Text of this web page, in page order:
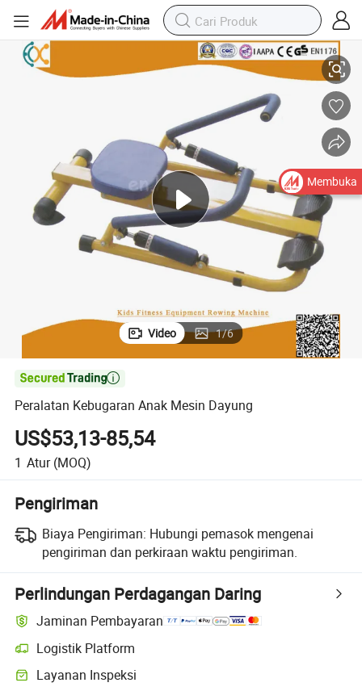
Peralatan Kebugaran Anak Mesin Dayung
Video 1/6

Peralatan Kebugaran Anak Mesin Dayung
US$53,13-85,54
1 Atur (MOQ)
Pengiriman
Biaya Pengiriman: Hubungi pemasok mengenai
pengiriman dan perkiraan waktu pengiriman.
Perlindungan Perdagangan Daring
Jaminan Pembayaran
Logistik Platform
Pelacakan pengiriman yang lebih jelas dengan logistik yang
Layanan Inspeksi
Pemeriksaan pra-pengiriman opsional untuk pemeriksaan kualitas
Membuka